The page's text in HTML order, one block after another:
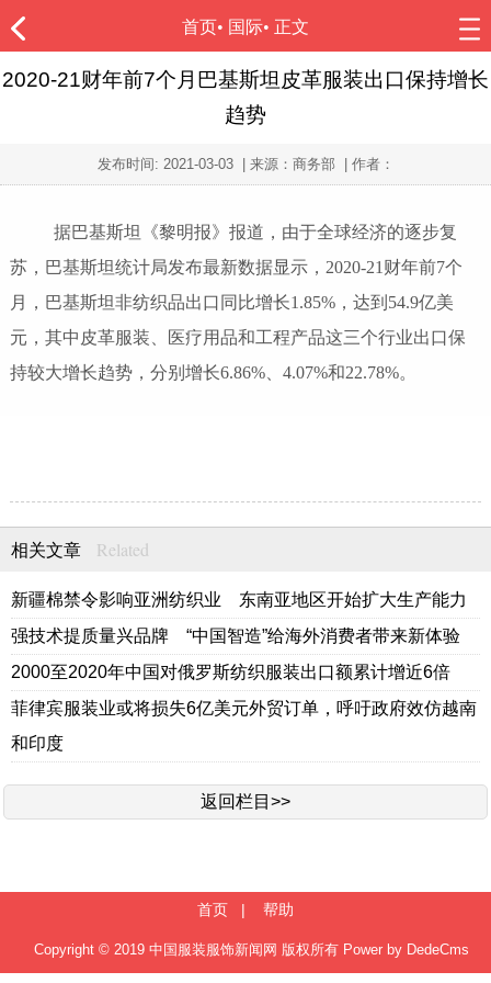
首页• 国际• 正文
2020-21财年前7个月巴基斯坦皮革服装出口保持增长
趋势
发布时间: 2021-03-03| 来源：商务部 | 作者：
据巴基斯坦《黎明报》报道，由于全球经济的逐步复
苏，巴基斯坦统计局发布最新数据显示，2020-21财年前7个
月，巴基斯坦非纺织品出口同比增长1.85%，达到54.9亿美
元，其中皮革服装、医疗用品和工程产品这三个行业出口保
持较大增长趋势，分别增长6.86%、4.07%和22.78%。
相关文章 Related
新疆棉禁令影响亚洲纺织业 东南亚地区开始扩大生产能力
强技术提质量兴品牌 “中国智造”给海外消费者带来新体验
2000至2020年中国对俄罗斯纺织服装出口额累计增近6倍
菲律宾服装业或将损失6亿美元外贸订单，呼吁政府效仿越南
和印度
返回栏目>>
首页 | 帮助
Copyright © 2019 中国服装服饰新闻网 版权所有 Power by DedeCms